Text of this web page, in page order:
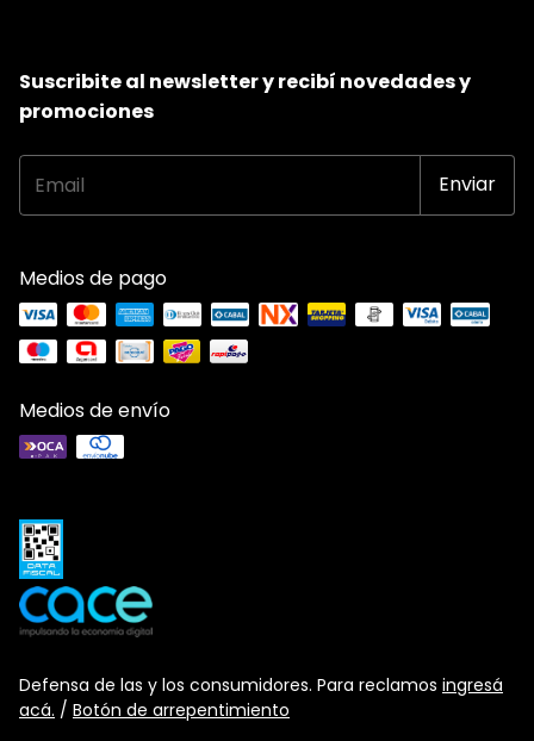
Suscribite al newsletter y recibí novedades y
promociones
Medios de pago
Medios de envío
Defensa de las y los consumidores. Para reclamos ingresá
acá. / Botón de arrepentimiento